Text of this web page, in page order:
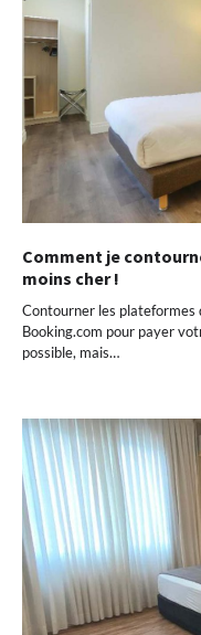
Comment je
moins cher !
Contourner les plateformes
Booking.com pour payer
possible, mais…